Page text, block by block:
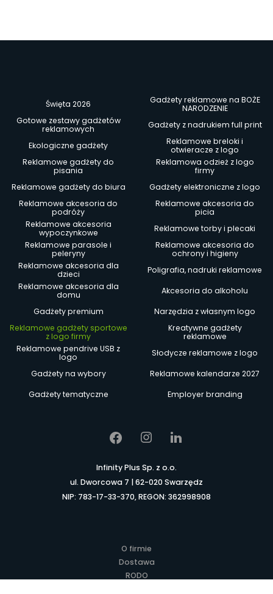
Święta 2026
Gadżety reklamowe na BOŻE
NARODZENIE
Gotowe zestawy gadżetów
reklamowych
Gadżety z nadrukiem full print
Ekologiczne gadżety
Reklamowe breloki i
otwieracze z logo
Reklamowe gadżety do
pisania
Reklamowa odzież z logo
firmy
Reklamowe gadżety do biura
Gadżety elektroniczne z logo
Reklamowe akcesoria do
podróży
Reklamowe akcesoria do
picia
Reklamowe akcesoria
wypoczynkowe
Reklamowe torby i plecaki
Reklamowe parasole i
peleryny
Reklamowe akcesoria do
ochrony i higieny
Reklamowe akcesoria dla
dzieci
Poligrafia, nadruki reklamowe
Reklamowe akcesoria dla
domu
Akcesoria do alkoholu
Gadżety premium
Narzędzia z własnym logo
Reklamowe gadżety sportowe
z logo firmy
Kreatywne gadżety
reklamowe
Reklamowe pendrive USB z
logo
Słodycze reklamowe z logo
Gadżety na wybory
Reklamowe kalendarze 2027
Gadżety tematyczne
Employer branding
Infinity Plus Sp. z o.o.
ul. Dworcowa 7 | 62-020 Swarzędz
NIP: 783-17-33-370, REGON: 362998908
O firmie
Dostawa
RODO